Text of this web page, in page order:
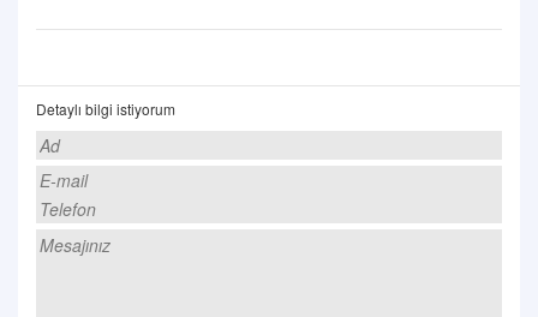
Detaylı bilgi istiyorum